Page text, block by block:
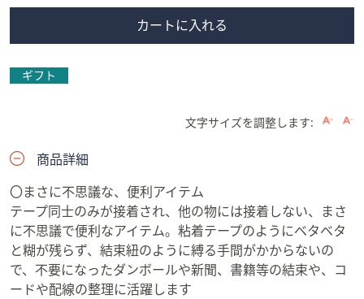
カートに入れる
ギフト
文字サイズを調整します:
商品詳細
〇まさに不思議な、便利アイテム
テープ同士のみが接着され、他の物には接着しない、まさ
に不思議で便利なアイテム。粘着テープのようにベタベタ
と糊が残らず、結束紐のように縛る手間がかからないの
で、不要になったダンボールや新聞、書籍等の結束や、コ
ードや配線の整理に活躍します